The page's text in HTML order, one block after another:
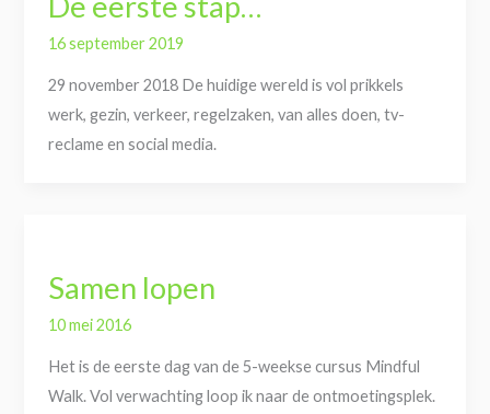
16 september 2019
29 november 2018 De huidige wereld is vol prikkels
werk, gezin, verkeer, regelzaken, van alles doen, tv-
reclame en social media.
Samen lopen
10 mei 2016
Het is de eerste dag van de 5-weekse cursus Mindful
Walk. Vol verwachting loop ik naar de ontmoetingsplek.